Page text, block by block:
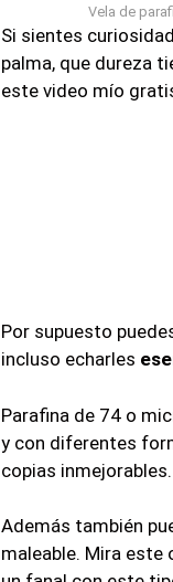
Vela de
Si sientes
palma, que dureza
este video mío
Por supuesto
incluso echarles
Parafina de 74 o
y con diferentes
copias inmejorables.
Además también
maleable. Mira